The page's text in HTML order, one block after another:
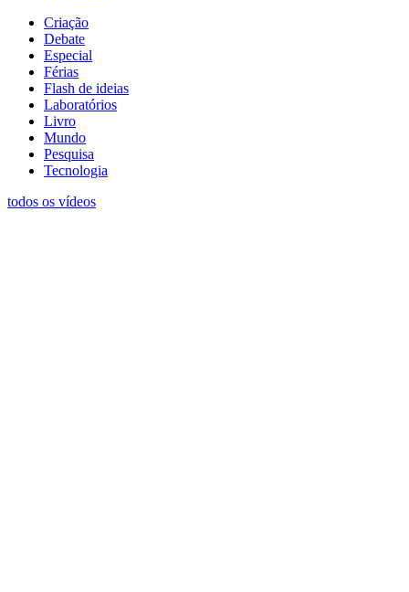
Criação
Debate
Especial
Férias
Flash de ideias
Laboratórios
Livro
Mundo
Pesquisa
Tecnologia
todos os vídeos